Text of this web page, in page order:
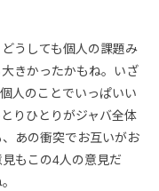
うしても個人の課題み
きかったかもね。いざ
人のことでいっぱいい
りひとりがジャバ全体
あの衝突でお互いがお
もこの4人の意見だ